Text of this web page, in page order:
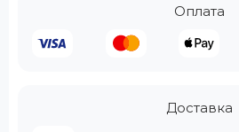
Оплата
Доставка